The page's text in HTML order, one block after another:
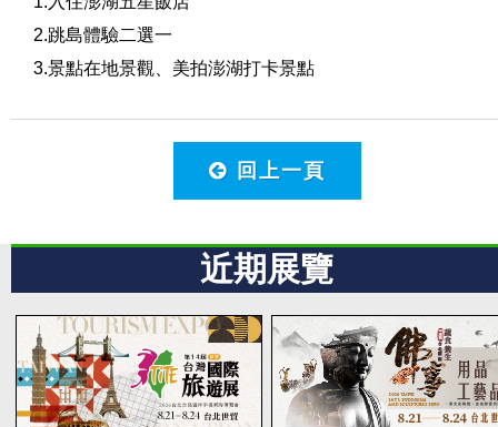
2.跳島體驗二選一
3.景點在地景觀、美拍澎湖打卡景點
回上一頁
近期展覽